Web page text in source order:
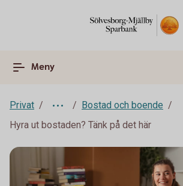
Meny
Privat
Bostad och boende
Hyra ut bostaden? Tänk på det här